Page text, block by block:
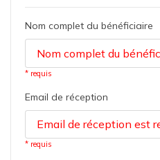
Nom complet du bénéficiaire
* requis
Email de réception
* requis